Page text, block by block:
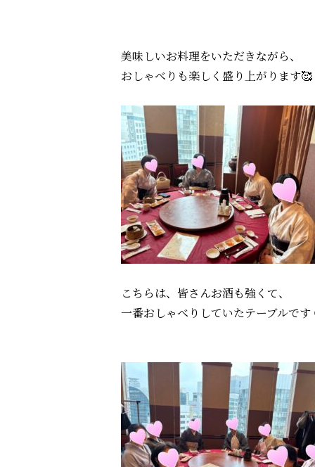
美味しいお料理をいただきながら、
おしゃべりも楽しく盛り上がります🥰
こちらは、皆さんお酒も強くて、
一番おしゃべりしていたテーブルです